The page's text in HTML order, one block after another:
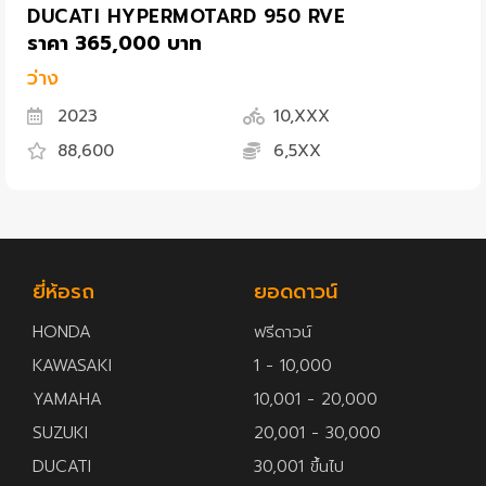
DUCATI HYPERMOTARD 950 RVE
ราคา 365,000 บาท
ว่าง
2023
10,XXX
88,600
6,5XX
ยี่ห้อรถ
HONDA
KAWASAKI
YAMAHA
SUZUKI
DUCATI
ยอดดาวน์
ฟรีดาวน์
1 - 10,000
10,001 - 20,000
20,001 - 30,000
30,001 ขึ้นไป